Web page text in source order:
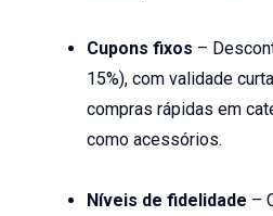
Cupons fixos –
15%), com validade
compras rápidas em
como acessórios.
Níveis de fidelidade –